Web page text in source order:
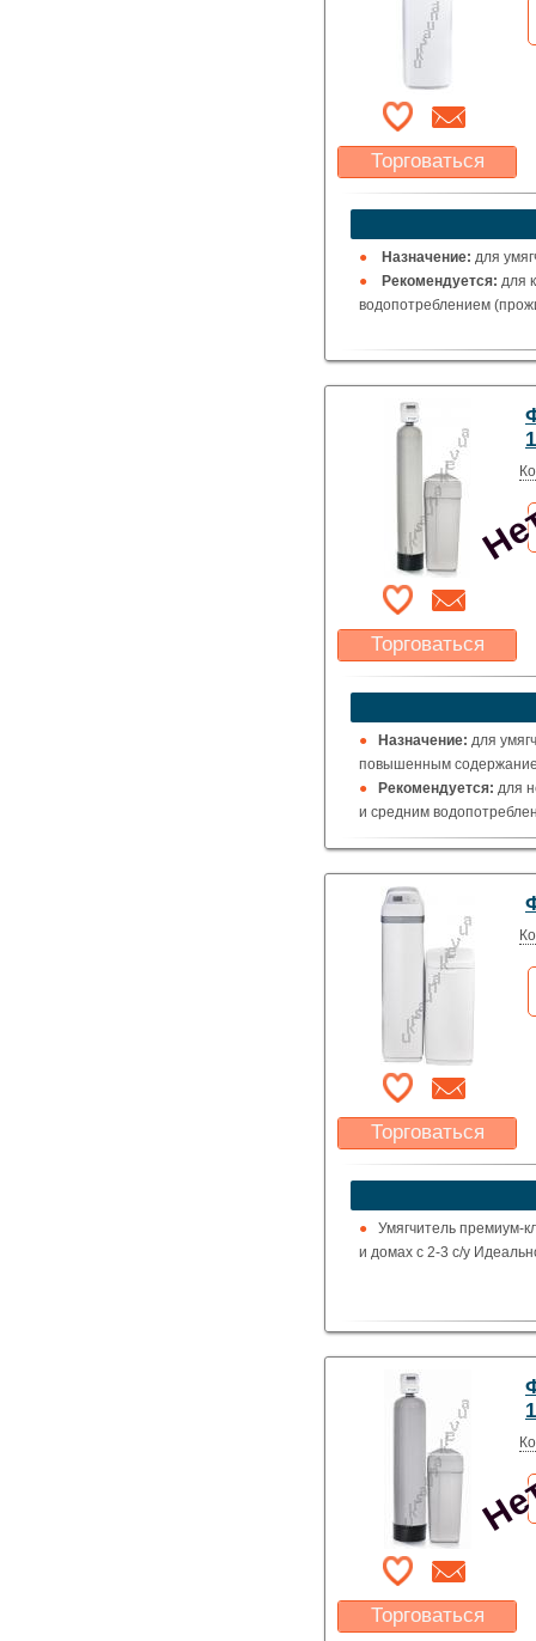
Торговаться
Какая цена Вас
устроит?
Указать цену
Назначение: для
Рекомендуется: для
водопотреблением
Торговаться
Какая цена Вас
устроит?
Указать цену
Назначение: для
повышенным
Рекомендуется: для
и средним
Торговаться
Какая цена Вас
устроит?
Указать цену
Умягчитель премиум-
и домах с 2-3 с/у
Торговаться